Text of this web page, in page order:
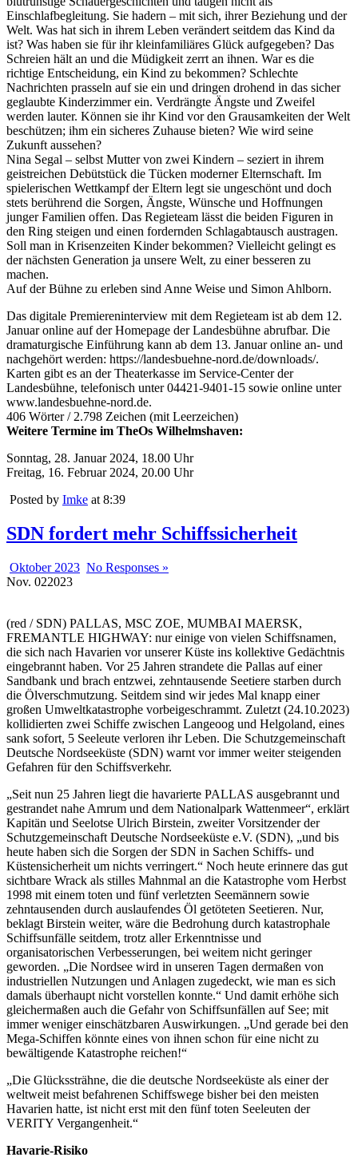
Einschlafbegleitung. Sie hadern – mit sich, ihrer Beziehung und der
Welt. Was hat sich in ihrem Leben verändert seitdem das Kind da
ist? Was haben sie für ihr kleinfamiliäres Glück aufgegeben? Das
Schreien hält an und die Müdigkeit zerrt an ihnen. War es die
richtige Entscheidung, ein Kind zu bekommen? Schlechte
Nachrichten prasseln auf sie ein und dringen drohend in das sicher
geglaubte Kinderzimmer ein. Verdrängte Ängste und Zweifel
werden lauter. Können sie ihr Kind vor den Grausamkeiten der Welt
beschützen; ihm ein sicheres Zuhause bieten? Wie wird seine
Zukunft aussehen?
Nina Segal – selbst Mutter von zwei Kindern – seziert in ihrem
geistreichen Debütstück die Tücken moderner Elternschaft. Im
spielerischen Wettkampf der Eltern legt sie ungeschönt und doch
stets berührend die Sorgen, Ängste, Wünsche und Hoffnungen
junger Familien offen. Das Regieteam lässt die beiden Figuren in
den Ring steigen und einen fordernden Schlagabtausch austragen.
Soll man in Krisenzeiten Kinder bekommen? Vielleicht gelingt es
der nächsten Generation ja unsere Welt, zu einer besseren zu
machen.
Auf der Bühne zu erleben sind Anne Weise und Simon Ahlborn.
Das digitale Premiereninterview mit dem Regieteam ist ab dem 12.
Januar online auf der Homepage der Landesbühne abrufbar. Die
dramaturgische Einführung kann ab dem 13. Januar online an- und
nachgehört werden: https://landesbuehne-nord.de/downloads/.
Karten gibt es an der Theaterkasse im Service-Center der
Landesbühne, telefonisch unter 04421-9401-15 sowie online unter
www.landesbuehne-nord.de.
406 Wörter / 2.798 Zeichen (mit Leerzeichen)
Weitere Termine im TheOs Wilhelmshaven:
Sonntag, 28. Januar 2024, 18.00 Uhr
Freitag, 16. Februar 2024, 20.00 Uhr
Posted by Imke at 8:39
SDN fordert mehr Schiffssicherheit
Oktober 2023 No Responses »
Nov. 022023
(red / SDN) PALLAS, MSC ZOE, MUMBAI MAERSK,
FREMANTLE HIGHWAY: nur einige von vielen Schiffsnamen,
die sich nach Havarien vor unserer Küste ins kollektive Gedächtnis
eingebrannt haben. Vor 25 Jahren strandete die Pallas auf einer
Sandbank und brach entzwei, zehntausende Seetiere starben durch
die Ölverschmutzung. Seitdem sind wir jedes Mal knapp einer
großen Umweltkatastrophe vorbeigeschrammt. Zuletzt (24.10.2023)
kollidierten zwei Schiffe zwischen Langeoog und Helgoland, eines
sank sofort, 5 Seeleute verloren ihr Leben. Die Schutzgemeinschaft
Deutsche Nordseeküste (SDN) warnt vor immer weiter steigenden
Gefahren für den Schiffsverkehr.
„Seit nun 25 Jahren liegt die havarierte PALLAS ausgebrannt und
gestrandet nahe Amrum und dem Nationalpark Wattenmeer“, erklärt
Kapitän und Seelotse Ulrich Birstein, zweiter Vorsitzender der
Schutzgemeinschaft Deutsche Nordseeküste e.V. (SDN), „und bis
heute haben sich die Sorgen der SDN in Sachen Schiffs- und
Küstensicherheit um nichts verringert.“ Noch heute erinnere das gut
sichtbare Wrack als stilles Mahnmal an die Katastrophe vom Herbst
1998 mit einem toten und fünf verletzten Seemännern sowie
zehntausenden durch auslaufendes Öl getöteten Seetieren. Nur,
beklagt Birstein weiter, wäre die Bedrohung durch katastrophale
Schiffsunfälle seitdem, trotz aller Erkenntnisse und
organisatorischen Verbesserungen, bei weitem nicht geringer
geworden. „Die Nordsee wird in unseren Tagen dermaßen von
industriellen Nutzungen und Anlagen zugedeckt, wie man es sich
damals überhaupt nicht vorstellen konnte.“ Und damit erhöhe sich
gleichermaßen auch die Gefahr von Schiffsunfällen auf See; mit
immer weniger einschätzbaren Auswirkungen. „Und gerade bei den
Mega-Schiffen könnte eines von ihnen schon für eine nicht zu
bewältigende Katastrophe reichen!“
„Die Glückssträhne, die die deutsche Nordseeküste als einer der
weltweit meist befahrenen Schiffswege bisher bei den meisten
Havarien hatte, ist nicht erst mit den fünf toten Seeleuten der
VERITY Vergangenheit.“
Havarie-Risiko